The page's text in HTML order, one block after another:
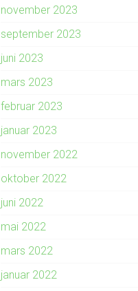
november 2023
september 2023
juni 2023
mars 2023
februar 2023
januar 2023
november 2022
oktober 2022
juni 2022
mai 2022
mars 2022
januar 2022